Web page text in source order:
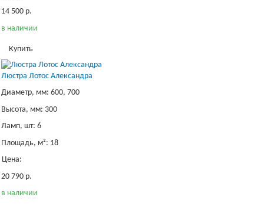
14 500 р.
в наличии
Купить
Люстра Лотос Александра
Диаметр, мм: 600, 700
Высота, мм: 300
Ламп, шт: 6
Площадь, м²: 18
Цена:
20 790 р.
в наличии